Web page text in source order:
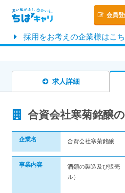
会員
採用をお考えの企業様はこ
求人詳細
合資会社寒菊銘醸
企業名 合資会社寒菊銘醸
事業内容
酒類の製造及び販売
ル）